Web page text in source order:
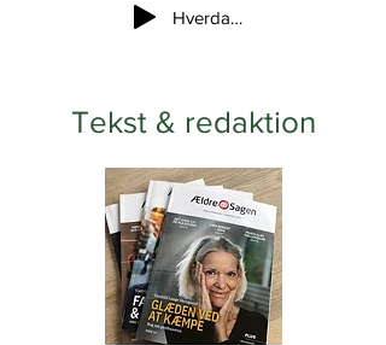
Hverdagens_NikolineWerdelin_published_030122
Tekst & redaktion